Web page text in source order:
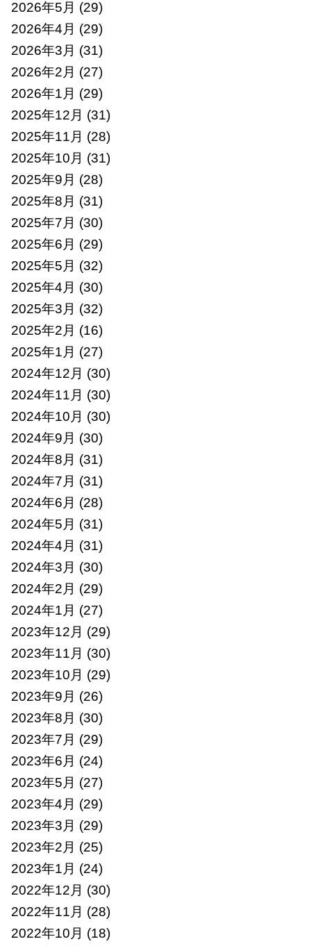
2026年5月 (29)
2026年4月 (29)
2026年3月 (31)
2026年2月 (27)
2026年1月 (29)
2025年12月 (31)
2025年11月 (28)
2025年10月 (31)
2025年9月 (28)
2025年8月 (31)
2025年7月 (30)
2025年6月 (29)
2025年5月 (32)
2025年4月 (30)
2025年3月 (32)
2025年2月 (16)
2025年1月 (27)
2024年12月 (30)
2024年11月 (30)
2024年10月 (30)
2024年9月 (30)
2024年8月 (31)
2024年7月 (31)
2024年6月 (28)
2024年5月 (31)
2024年4月 (31)
2024年3月 (30)
2024年2月 (29)
2024年1月 (27)
2023年12月 (29)
2023年11月 (30)
2023年10月 (29)
2023年9月 (26)
2023年8月 (30)
2023年7月 (29)
2023年6月 (24)
2023年5月 (27)
2023年4月 (29)
2023年3月 (29)
2023年2月 (25)
2023年1月 (24)
2022年12月 (30)
2022年11月 (28)
2022年10月 (18)